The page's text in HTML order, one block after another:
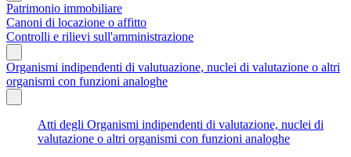
Patrimonio immobiliare
Canoni di locazione o affitto
Controlli e rilievi sull'amministrazione
Organismi indipendenti di valutuazione, nuclei di valutazione o altri
organismi con funzioni analoghe
Atti degli Organismi indipendenti di valutazione, nuclei di
valutazione o altri organismi con funzioni analoghe